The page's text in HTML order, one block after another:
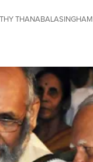
THANABALASINGHAM